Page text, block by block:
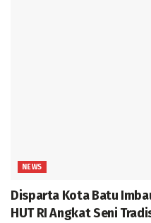
NEWS
Disparta Kota Batu
HUT RI Angkat Seni